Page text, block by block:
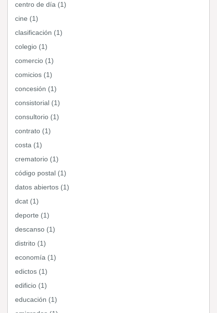
centro de día (1)
cine (1)
clasificación (1)
colegio (1)
comercio (1)
comicios (1)
concesión (1)
consistorial (1)
consultorio (1)
contrato (1)
costa (1)
crematorio (1)
código postal (1)
datos abiertos (1)
dcat (1)
deporte (1)
descanso (1)
distrito (1)
economía (1)
edictos (1)
edificio (1)
educación (1)